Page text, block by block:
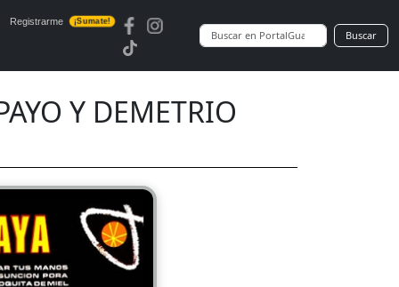
Registrarme ¡Sumate!
Buscar
Y DEMETRIO